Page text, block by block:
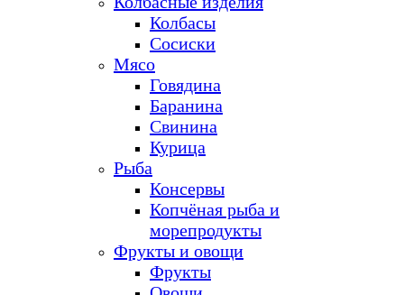
Колбасы
Сосиски
Мясо
Говядина
Баранина
Свинина
Курица
Рыба
Консервы
Копчёная рыба и
морепродукты
Фрукты и овощи
Фрукты